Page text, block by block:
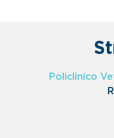
Policlinico